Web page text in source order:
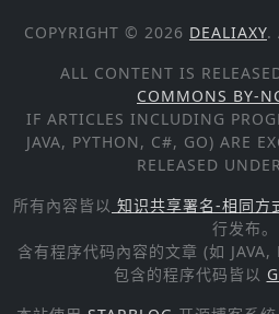
COPYRIGHT © 2026 DEALIAXY.
ALL CONTENT IS
COMMONS BY-
IF ARTICLES INCLUDING
JAVA, PYTHON, C#, GO) ARE
RELEASED UNDER
所有內容皆以 知识共享署名-相同方
行发布。
含有程序代码內容的文章 (如 JAVA,
包含的程序代码皆以